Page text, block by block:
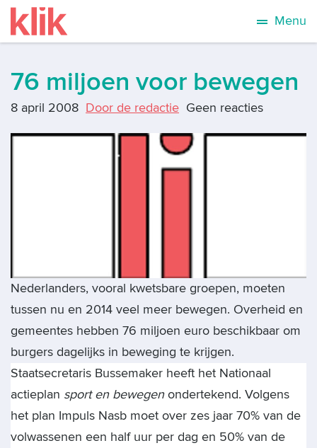
Menu
76 miljoen voor bewegen
8 april 2008 Door de redactie Geen reacties
Nederlanders, vooral kwetsbare groepen, moeten
tussen nu en 2014 veel meer bewegen. Overheid en
gemeentes hebben 76 miljoen euro beschikbaar om
burgers dagelijks in beweging te krijgen.
Staatsecretaris Bussemaker heeft het Nationaal
actieplan sport en bewegenondertekend. Volgens
het plan Impuls Nasb moet over zes jaar 70% van de
volwassenen een half uur per dag en 50% van de